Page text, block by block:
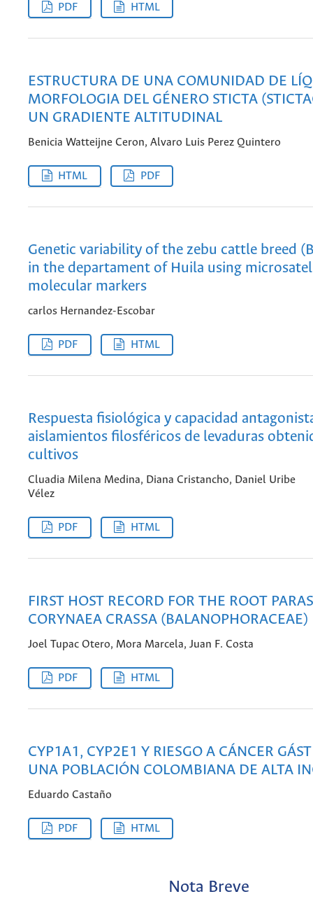
PDF HTML
ESTRUCTURA DE UNA COMUNIDAD DE
MORFOLOGIA DEL GÉNERO STICTA
UN GRADIENTE ALTITUDINAL
Benicia Watteijne Ceron, Alvaro Luis Perez Quintero
HTML PDF
Genetic variability of the zebu cattle breed
in the departament of Huila using
molecular markers
carlos Hernandez-Escobar
PDF HTML
Respuesta fisiológica y capacidad
aislamientos filosféricos de levaduras
cultivos
Cluadia Milena Medina, Diana Cristancho, Daniel Uribe
Vélez
PDF HTML
FIRST HOST RECORD FOR THE ROOT
CORYNAEA CRASSA (BALANOPHORACEAE)
Joel Tupac Otero, Mora Marcela, Juan F. Costa
PDF HTML
CYP1A1, CYP2E1 Y RIESGO A CÁNCER
UNA POBLACIÓN COLOMBIANA DE ALTA
Eduardo Castaño
PDF HTML
Nota Breve